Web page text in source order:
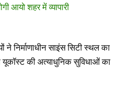
आयो शहर में व्यापारी
निर्माणाधीन साइंस सिटी स्थल का
यूकॉस्ट की अत्याधुनिक सुविधाओं का